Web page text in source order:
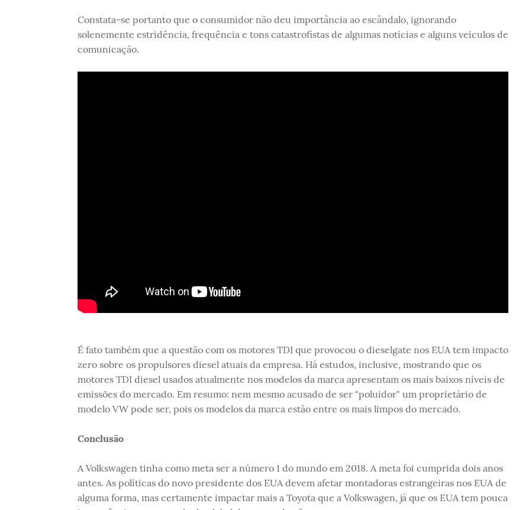
Constata-se portanto que o consumidor não deu importância ao escândalo, ignorando
solenemente estridência, frequência e tons catastrofistas de algumas notícias e alguns veículos de
comunicação.
É fato também que a questão com os motores TDI que provocou o dieselgate nos EUA tem impacto
zero sobre os propulsores diesel atuais da empresa. Há estudos, inclusive, mostrando que os
motores TDI diesel usados atualmente nos modelos da marca apresentam os mais baixos níveis de
emissões do mercado. Em resumo: nem mesmo acusado de ser "poluidor" um proprietário de
modelo VW pode ser, pois os modelos da marca estão entre os mais limpos do mercado.
Conclusão
A Volkswagen tinha como meta ser a número 1 do mundo em 2018. A meta foi cumprida dois anos
antes. As políticas do novo presidente dos EUA devem afetar montadoras estrangeiras nos EUA de
alguma forma, mas certamente impactar mais a Toyota que a Volkswagen, já que os EUA tem pouca